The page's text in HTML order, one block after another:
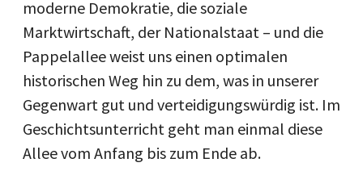
moderne Demokratie, die soziale
Marktwirtschaft, der Nationalstaat – und die
Pappelallee weist uns einen optimalen
historischen Weg hin zu dem, was in unserer
Gegenwart gut und verteidigungswürdig ist. Im
Geschichtsunterricht geht man einmal diese
Allee vom Anfang bis zum Ende ab.